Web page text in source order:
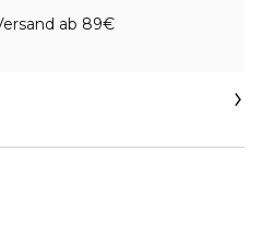
ab 89€